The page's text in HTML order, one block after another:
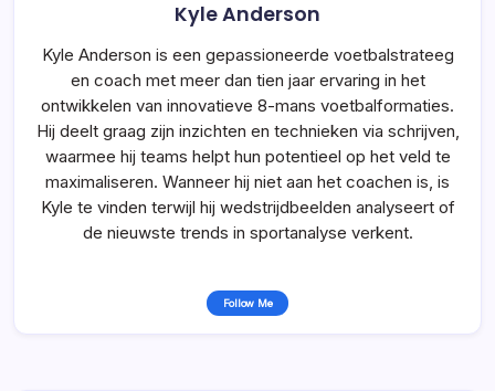
Kyle Anderson
Kyle Anderson is een gepassioneerde voetbalstrateeg
en coach met meer dan tien jaar ervaring in het
ontwikkelen van innovatieve 8-mans voetbalformaties.
Hij deelt graag zijn inzichten en technieken via schrijven,
waarmee hij teams helpt hun potentieel op het veld te
maximaliseren. Wanneer hij niet aan het coachen is, is
Kyle te vinden terwijl hij wedstrijdbeelden analyseert of
de nieuwste trends in sportanalyse verkent.
Follow Me